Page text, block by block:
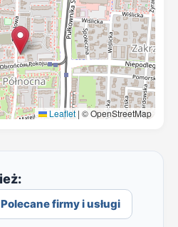
Leaflet | © OpenStreetMap
firmy i usługi